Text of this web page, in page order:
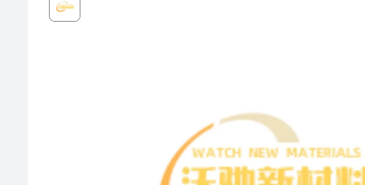
PET
PP